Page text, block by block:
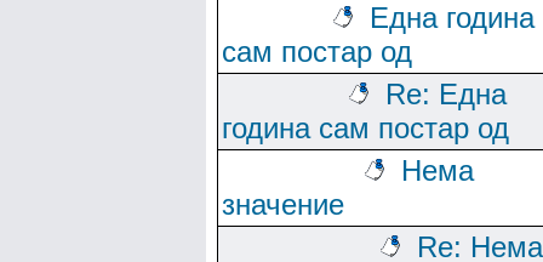
Една година
сам постар од
Re: Една
година сам постар од
Нема
значение
Re: Нема